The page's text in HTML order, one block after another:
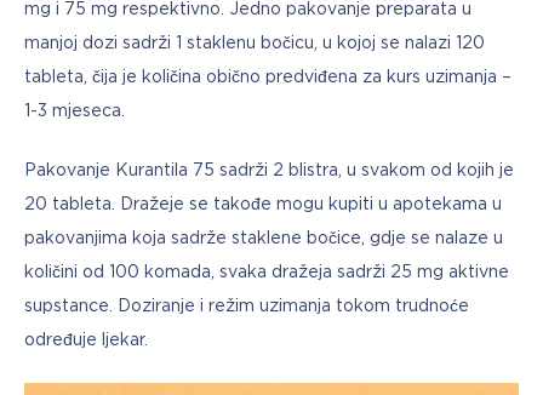
mg i 75 mg respektivno. Jedno pakovanje preparata u
manjoj dozi sadrži 1 staklenu bočicu, u kojoj se nalazi 120
tableta, čija je količina obično predviđena za kurs uzimanja –
1-3 mjeseca.
Pakovanje Kurantila 75 sadrži 2 blistra, u svakom od kojih je
20 tableta. Dražeje se takođe mogu kupiti u apotekama u
pakovanjima koja sadrže staklene bočice, gdje se nalaze u
količini od 100 komada, svaka dražeja sadrži 25 mg aktivne
supstance. Doziranje i režim uzimanja tokom trudnoće
određuje ljekar.